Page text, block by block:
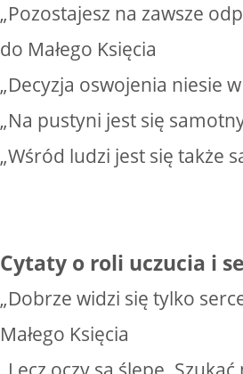
„Pozostajesz na zawsze
do Małego Księcia
„Decyzja oswojenia niesie
„Na pustyni jest się
„Wśród ludzi jest się także
Cytaty o roli uczucia i
„Dobrze widzi się tylko
Małego Księcia